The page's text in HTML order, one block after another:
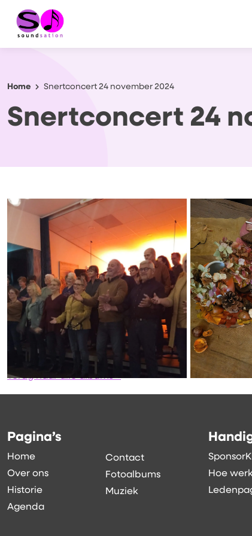
Home Snertconcert 24 november 2024
Snertconcert 24
Terug naar alle albums »
Pagina’s
Home
Over ons
Historie
Agenda
Contact
Fotoalbums
Muziek
Hoe